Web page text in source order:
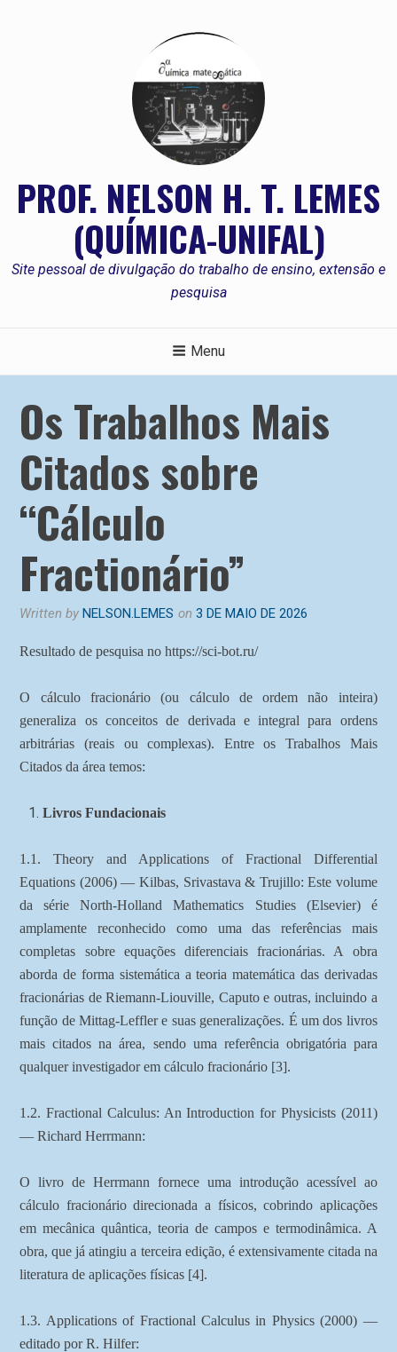
PROF. NELSON H. T. LEMES
(QUÍMICA-UNIFAL)
Site pessoal de divulgação do trabalho de ensino, extensão e
pesquisa
Menu
Os Trabalhos Mais
Citados sobre
“Cálculo
Fractionário”
Written by NELSON.LEMES on3 DE MAIO DE 2026
Resultado de pesquisa no https://sci-bot.ru/
O cálculo fracionário (ou cálculo de ordem não inteira)
generaliza os conceitos de derivada e integral para ordens
arbitrárias (reais ou complexas). Entre os Trabalhos Mais
Citados da área temos:
Livros Fundacionais
1.1. Theory and Applications of Fractional Differential
Equations (2006) — Kilbas, Srivastava & Trujillo: Este volume
da série North-Holland Mathematics Studies (Elsevier) é
amplamente reconhecido como uma das referências mais
completas sobre equações diferenciais fracionárias. A obra
aborda de forma sistemática a teoria matemática das derivadas
fracionárias de Riemann-Liouville, Caputo e outras, incluindo a
função de Mittag-Leffler e suas generalizações. É um dos livros
mais citados na área, sendo uma referência obrigatória para
qualquer investigador em cálculo fracionário [3].
1.2. Fractional Calculus: An Introduction for Physicists (2011)
— Richard Herrmann:
O livro de Herrmann fornece uma introdução acessível ao
cálculo fracionário direcionada a físicos, cobrindo aplicações
em mecânica quântica, teoria de campos e termodinâmica. A
obra, que já atingiu a terceira edição, é extensivamente citada na
literatura de aplicações físicas [4].
1.3. Applications of Fractional Calculus in Physics (2000) —
editado por R. Hilfer: